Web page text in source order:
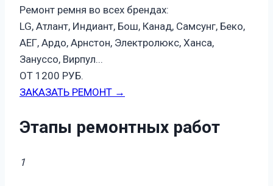
Ремонт ремня во всех брендах:
LG, Атлант, Индиант, Бош, Канад, Самсунг, Беко,
АЕГ, Ардо, Арнстон, Электролюкс, Ханса,
Зануссо, Вирпул...
ОТ 1200 РУБ.
ЗАКАЗАТЬ РЕМОНТ →
Этапы ремонтных работ
1